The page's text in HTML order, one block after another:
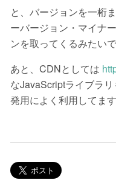
と、バージョンを一桁
ーバージョン・マイナ
ンを取ってくるみたいで
あと、CDNとしては
なJavaScriptライブラ
発用によく利用してます